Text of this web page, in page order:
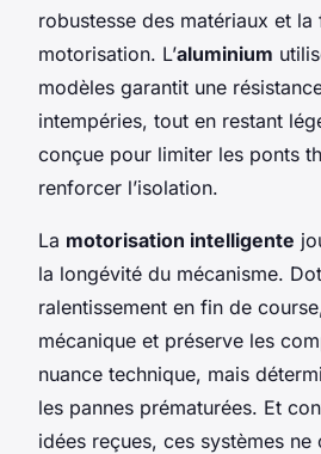
robustesse des matériaux et la
motorisation. L’aluminium
modèles garantit une
intempéries, tout en restant
conçue pour limiter les ponts
renforcer l’isolation.
La motorisation intelligente
la longévité du mécanisme.
ralentissement en fin de
mécanique et préserve les
nuance technique, mais
les pannes prématurées. Et
idées reçues, ces systèmes ne